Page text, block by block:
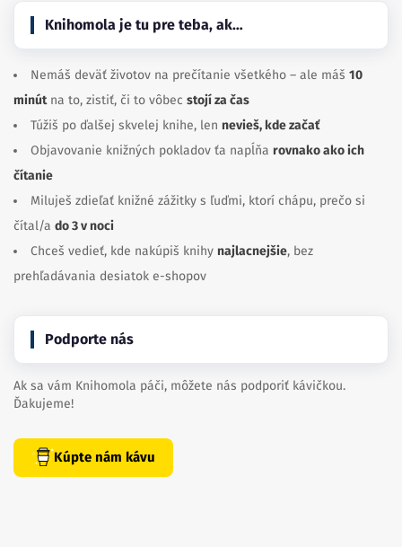
Knihomola je tu pre teba, ak…
Nemáš deväť životov na prečítanie všetkého – ale máš 10
minútna to, zistiť, či to vôbec stojí za čas
Túžiš po ďalšej skvelej knihe, len nevieš, kde začať
Objavovanie knižných pokladov ťa napĺňa rovnako ako ich
čítanie
Miluješ zdieľať knižné zážitky s ľuďmi, ktorí chápu, prečo si
čítal/a do 3 v noci
Chceš vedieť, kde nakúpiš knihy najlacnejšie, bez
prehľadávania desiatok e-shopov
Podporte nás
Ak sa vám Knihomola páči, môžete nás podporiť kávičkou.
Ďakujeme!
Kúpte nám kávu